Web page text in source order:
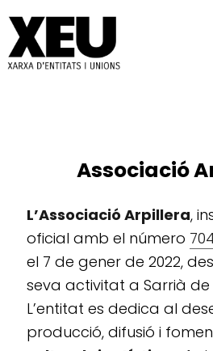
Associació
L’Associació Arpillera,
oficial amb el número
el 7 de gener de 2022,
seva activitat a Sarrià de
L’entitat es dedica al
producció, difusió i